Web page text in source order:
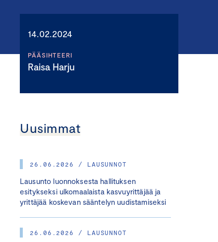
14.02.2024
PÄÄSIHTEERI
Raisa Harju
Uusimmat
26.06.2026 / LAUSUNNOT
Lausunto luonnoksesta hallituksen
esitykseksi ulkomaalaista kasvuyrittäjää ja
yrittäjää koskevan sääntelyn uudistamiseksi
26.06.2026 / LAUSUNNOT